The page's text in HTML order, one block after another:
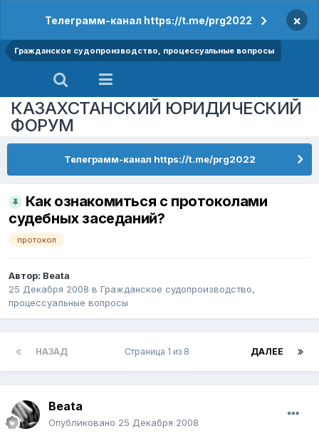
Телеграмм-канал https://t.me/prg2022 ×
Гражданское судопроизводство, процессуальные вопросы
КАЗАХСТАНСКИЙ ЮРИДИЧЕСКИЙ
ФОРУМ
Телеграмм-канал https://t.me/prg2022
Как ознакомиться с протоколами
судебных заседаний?
протокол
Автор: Beata
25 Декабря 2008 в Гражданское судопроизводство,
процессуальные вопросы
НАЗАД ДАЛЕЕ
Страница 1 из 8
Beata
Опубликовано 25 Декабря 2008